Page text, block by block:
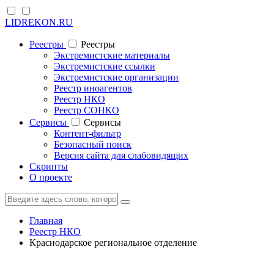
LIDREKON.RU
Реестры
Реестры
Экстремистские материалы
Экстремистские ссылки
Экстремистские организации
Реестр иноагентов
Реестр НКО
Реестр СОНКО
Cервисы
Cервисы
Контент-фильтр
Безопасный поиск
Версия сайта для слабовидящих
Скрипты
О проекте
Главная
Реестр НКО
Краснодарское региональное отделение